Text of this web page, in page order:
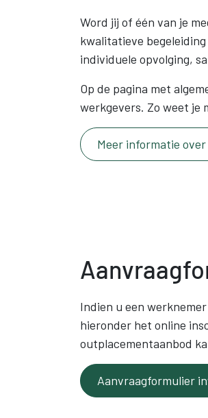
Word jij of één van je
kwalitatieve
individuele opvolging,
Op de pagina met
werkgevers. Zo weet je
Meer informatie
Indien u een
hieronder het online
outplacementaanbod
Aanvraagformulier